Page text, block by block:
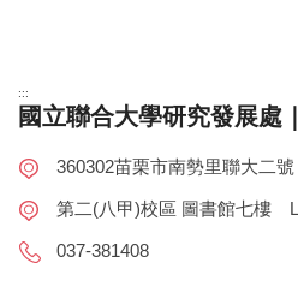
:::
國立聯合大學研究發展處
360302苗栗市南勢里聯大二號
第二(八甲)校區 圖書館七樓
037-381408